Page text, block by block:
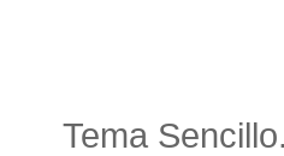
Tema